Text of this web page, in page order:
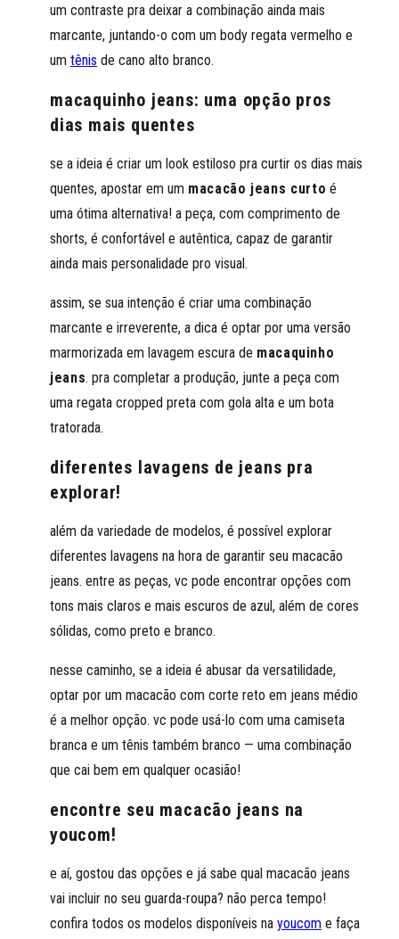
um contraste pra deixar a combinação ainda mais
marcante, juntando-o com um body regata vermelho e
um tênis de cano alto branco.
macaquinho jeans: uma opção pros
dias mais quentes
se a ideia é criar um look estiloso pra curtir os dias mais
quentes, apostar em um macacão jeans curto é
uma ótima alternativa! a peça, com comprimento de
shorts, é confortável e autêntica, capaz de garantir
ainda mais personalidade pro visual.
assim, se sua intenção é criar uma combinação
marcante e irreverente, a dica é optar por uma versão
marmorizada em lavagem escura de macaquinho
jeans. pra completar a produção, junte a peça com
uma regata cropped preta com gola alta e um bota
tratorada.
diferentes lavagens de jeans pra
explorar!
além da variedade de modelos, é possível explorar
diferentes lavagens na hora de garantir seu macacão
jeans. entre as peças, vc pode encontrar opções com
tons mais claros e mais escuros de azul, além de cores
sólidas, como preto e branco.
nesse caminho, se a ideia é abusar da versatilidade,
optar por um macacão com corte reto em jeans médio
é a melhor opção. vc pode usá-lo com uma camiseta
branca e um tênis também branco — uma combinação
que cai bem em qualquer ocasião!
encontre seu macacão jeans na
youcom!
e aí, gostou das opções e já sabe qual macacão jeans
vai incluir no seu guarda-roupa? não perca tempo!
confira todos os modelos disponíveis na youcom e faça